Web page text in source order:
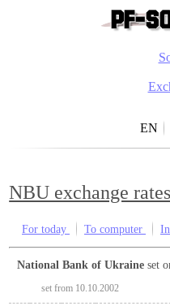
EN
NBU exchange
For today To computer
National Bank of Ukraine set
set from 10.10.2002